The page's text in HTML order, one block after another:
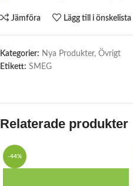
Jämföra Lägg till i önskelista
Kategorier: Nya Produkter, Övrigt
Etikett: SMEG
Relaterade produkter
-44%